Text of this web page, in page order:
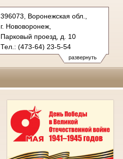
развернуть
396073, Воронежская обл.,
г. Нововоронеж,
Парковый проезд, д. 10
Тел.: (473-64) 23-5-54
novovoronezhsky.vrn@sudrf.ru